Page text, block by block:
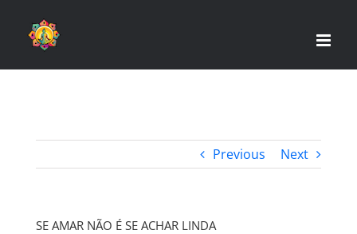
Previous Next
SE AMAR NÃO É SE ACHAR LINDA